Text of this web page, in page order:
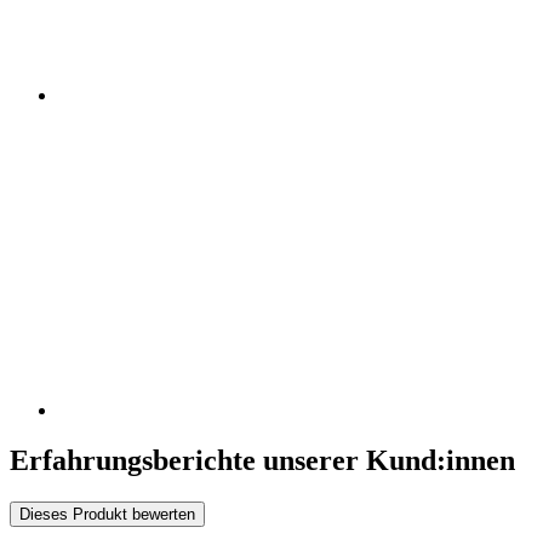
Erfahrungsberichte unserer Kund:innen
Dieses Produkt bewerten